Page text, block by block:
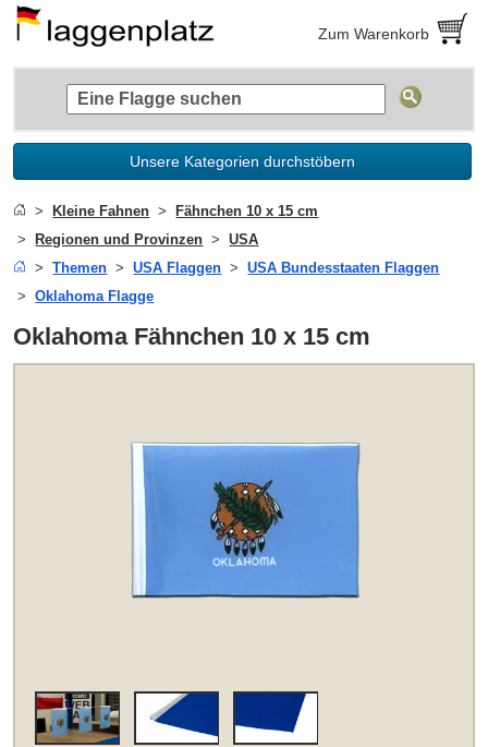
Zum Warenkorb
Unsere Kategorien durchstöbern
Kleine Fahnen
Fähnchen 10 x 15 cm
Regionen und Provinzen
USA
Themen
USA Flaggen
USA Bundesstaaten Flaggen
Oklahoma Flagge
Oklahoma Fähnchen 10 x 15 cm